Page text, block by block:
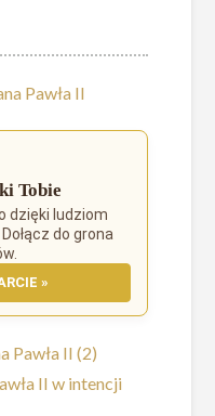
Pawła II
Tobie
dzięki ludziom
do grona
»
Pawła II (2)
II w intencji